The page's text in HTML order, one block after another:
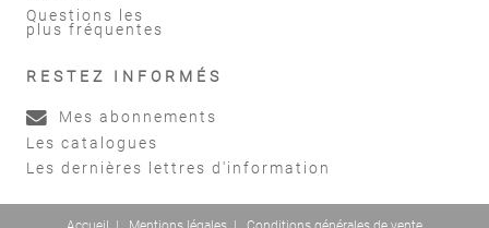
Questions les
plus fréquentes
RESTEZ INFORMÉS
Mes abonnements
Les catalogues
Les dernières lettres d'information